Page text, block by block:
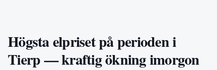
Högsta elpriset på perioden i
Tierp — kraftig ökning imorgon